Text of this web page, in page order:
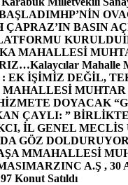
MHP’NİN
ÇAPRAZ’IN BASIN
KURULDU
MAHALLESİ
Kalaycılar Mahalle
: EK İŞİMİZ DEĞİL,
DOYACAK “
ÇAYLI: ”
İL GENEL MECLİS
GÖZ DOLDURUYOR
MMAHALLESİ
MARZINC A.Ş , 30
Konut Satıldı